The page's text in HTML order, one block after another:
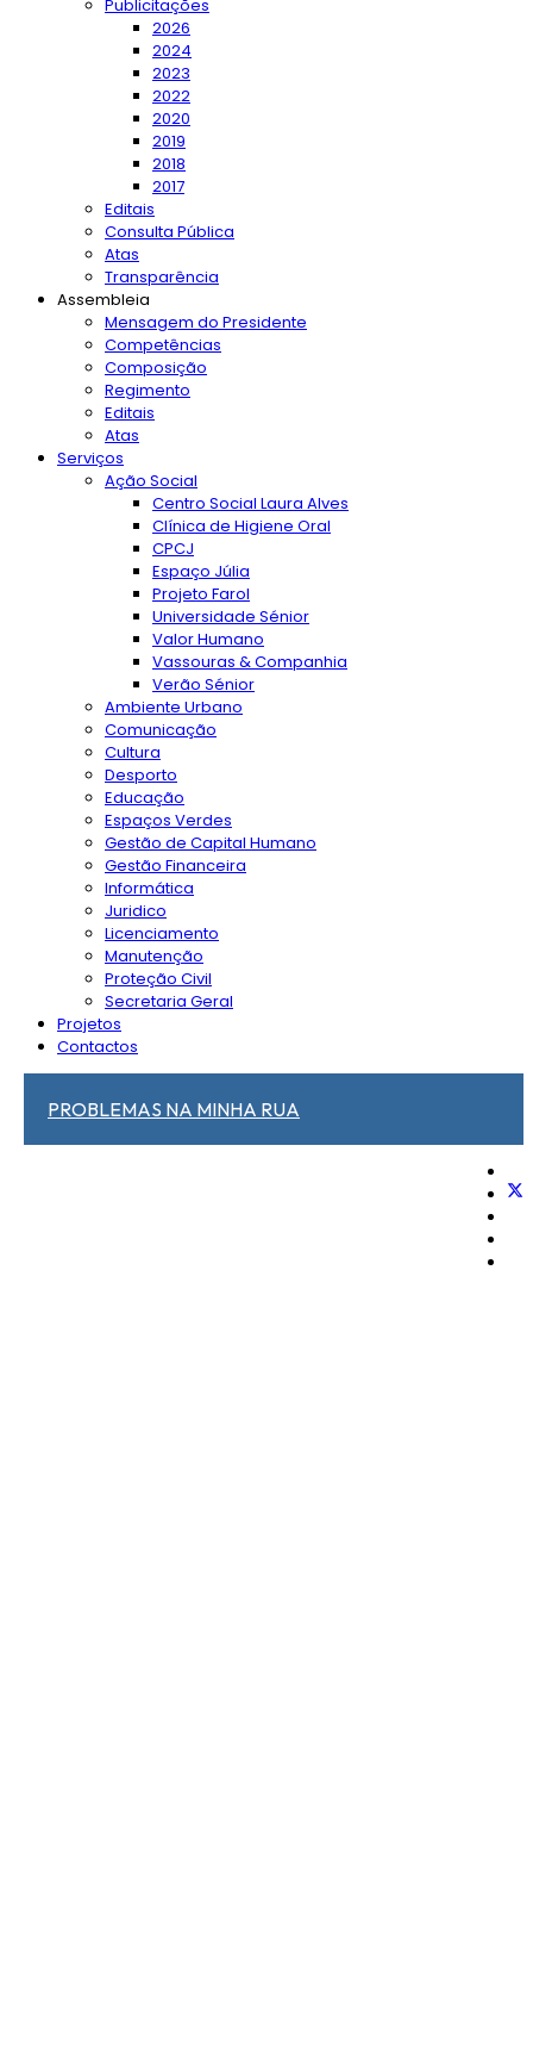
Publicitações
2026
2024
2023
2022
2020
2019
2018
2017
Editais
Consulta Pública
Atas
Transparência
Assembleia
Mensagem do Presidente
Competências
Composição
Regimento
Editais
Atas
Serviços
Ação Social
Centro Social Laura Alves
Clínica de Higiene Oral
CPCJ
Espaço Júlia
Projeto Farol
Universidade Sénior
Valor Humano
Vassouras & Companhia
Verão Sénior
Ambiente Urbano
Comunicação
Cultura
Desporto
Educação
Espaços Verdes
Gestão de Capital Humano
Gestão Financeira
Informática
Juridico
Licenciamento
Manutenção
Proteção Civil
Secretaria Geral
Projetos
Contactos
PROBLEMAS NA MINHA RUA